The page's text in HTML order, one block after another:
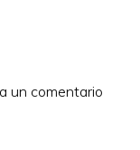
un comentario